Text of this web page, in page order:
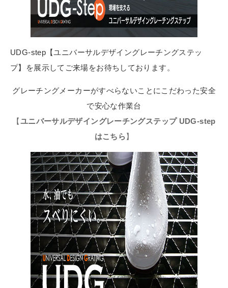
UDG-step【ユニバーサルデザイングレーチングステッ
プ】を展示してご来場をお待ちしております。
グレーチングメーカーがすべらないことにこだわった安全
で安心な作業台
【ユニバーサルデザイングレーチングステップ UDG-step
はこちら】